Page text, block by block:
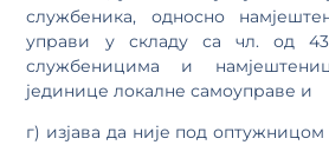
службеника, односно
управи у складу са чл. од
службеницима и
јединице локалне самоуправе и
г) изјава да није под